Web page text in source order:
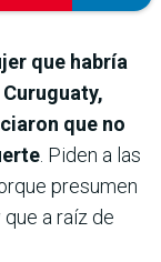
que habría
que no
. Piden a las
presumen
a raíz de